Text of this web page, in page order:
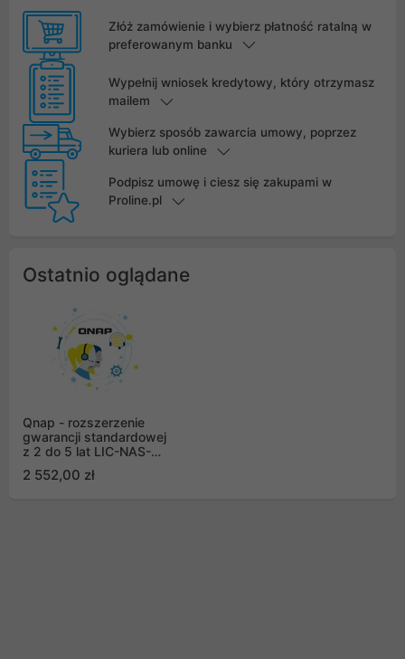
Złóż zamówienie i wybierz płatność ratalną w
preferowanym banku
Wypełnij wniosek kredytowy, który otrzymasz
mailem
Wybierz sposób zawarcia umowy, poprzez
kuriera lub online
Podpisz umowę i ciesz się zakupami w
Proline.pl
Ostatnio oglądane
Qnap - rozszerzenie
gwarancji standardowej
z 2 do 5 lat LIC-NAS-
2 552,00 zł